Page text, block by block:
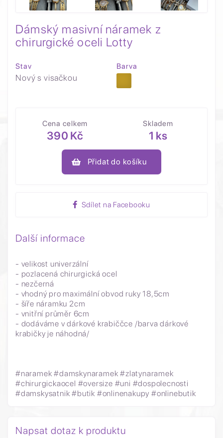
Dámský masivní náramek z
chirurgické oceli Lotty
Stav
Nový s visačkou
Barva
Cena celkem
390 Kč
Skladem
1 ks
Přidat do košíku
Sdílet na Facebooku
Další informace
- velikost univerzální
- pozlacená chirurgická ocel
- nezčerná
- vhodný pro maximální obvod ruky 18,5cm
- šíře náramku 2cm
- vnitřní průměr 6cm
- dodáváme v dárkové krabiččce /barva dárkové
krabičky je náhodná/
#naramek #damskynaramek #zlatynaramek
#chirurgickaocel #oversize #uni #dospolecnosti
#damskysatnik #butik #onlinenakupy #onlinebutik
Napsat dotaz k produktu